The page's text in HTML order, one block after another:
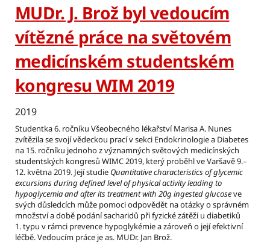
MUDr. J. Brož byl vedoucím
vítězné práce na světovém
medicínském studentském
kongresu WIM 2019
2019
Studentka 6. ročníku Všeobecného lékařství Marisa A. Nunes
zvítězila se svojí vědeckou prací v sekci Endokrinologie a Diabetes
na 15. ročníku jednoho z významných světových medicínských
studentských kongresů WIMC 2019, který proběhl ve Varšavě 9.–
12. května 2019. Její studie Quantitative characteristics of glycemic
excursions during defined level of physical activity leading to
hypoglycemia and after its treatment with 20g ingested glucoseve
svých důsledcích může pomoci odpovědět na otázky o správném
množství a době podání sacharidů při fyzické zátěži u diabetiků
1. typu v rámci prevence hypoglykémie a zároveň o její efektivní
léčbě. Vedoucím práce je as. MUDr. Jan Brož.